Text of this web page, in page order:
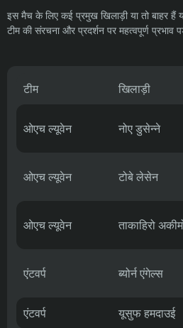
इस मैच के लिए कई प्रमुख खिलाड़ी या तो बाहर
टीम की संरचना और प्रदर्शन पर महत्वपूर्ण प्रभाव
टीम खिलाड़ी
ओएच ल्यूवेन नोए डुसेन्ने
ओएच ल्यूवेन टोबे लेसेन
ओएच ल्यूवेन ताकाहिरो
एंटवर्प ब्योर्न एंगेल्स
एंटवर्प यूसुफ हमदाउई